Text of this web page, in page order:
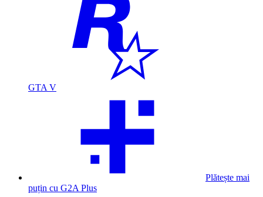
GTA V
Plătește mai
puțin cu G2A Plus